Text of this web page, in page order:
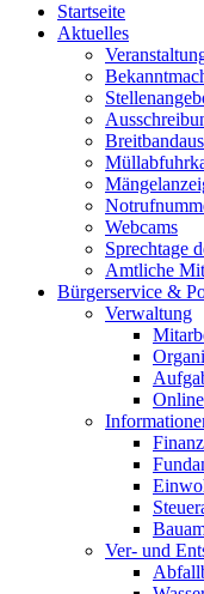
Startseite
Aktuelles
Webcams
Sprechtage
Amtliche
Bürgerservice &
Verwaltung
Ver- und